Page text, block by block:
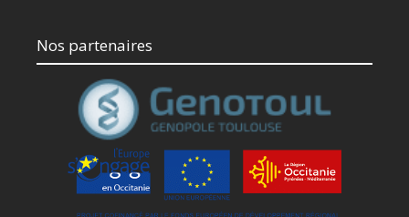
Nos partenaires